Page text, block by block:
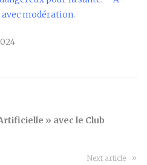
modération.
» avec le Club
Next article